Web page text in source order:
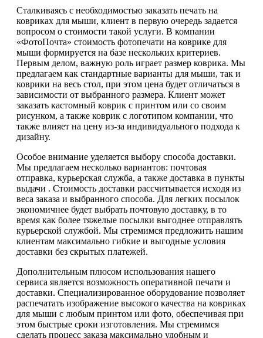
Сталкиваясь с необходимостью заказать печать на
ковриках для мыши, клиент в первую очередь задается
вопросом о стоимости такой услуги. В компании
«ФотоПочта» стоимость фотопечати на коврике для
мыши формируется на базе нескольких критериев.
Первым делом, важную роль играет размер коврика. Мы
предлагаем как стандартные варианты для мыши, так и
коврики на весь стол, при этом цена будет отличаться в
зависимости от выбранного размера. Клиент может
заказать кастомный коврик с принтом или со своим
рисунком, а также коврик с логотипом компании, что
также влияет на цену из-за индивидуального подхода к
дизайну.
Особое внимание уделяется выбору способа доставки.
Мы предлагаем несколько вариантов: почтовая
отправка, курьерская служба, а также доставка в пункты
выдачи . Стоимость доставки рассчитывается исходя из
веса заказа и выбранного способа. Для легких посылок
экономичнее будет выбрать почтовую доставку, в то
время как более тяжелые посылки выгоднее отправлять
курьерской службой. Мы стремимся предложить нашим
клиентам максимально гибкие и выгодные условия
доставки без скрытых платежей.
Дополнительным плюсом использования нашего
сервиса является возможность оперативной печати и
доставки. Специализированное оборудование позволяет
распечатать изображение высокого качества на ковриках
для мыши с любым принтом или фото, обеспечивая при
этом быстрые сроки изготовления. Мы стремимся
сделать процесс заказа максимально удобным и